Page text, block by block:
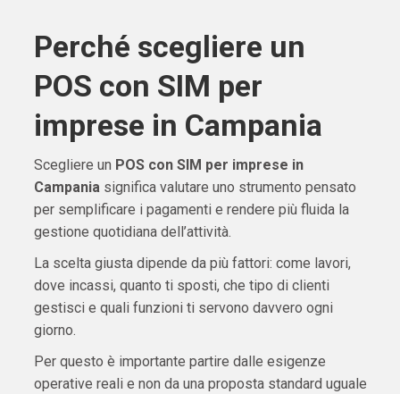
Perché scegliere un
POS con SIM per
imprese in Campania
Scegliere un POS con SIM per imprese in
Campaniasignifica valutare uno strumento pensato
per semplificare i pagamenti e rendere più fluida la
gestione quotidiana dell’attività.
La scelta giusta dipende da più fattori: come lavori,
dove incassi, quanto ti sposti, che tipo di clienti
gestisci e quali funzioni ti servono davvero ogni
giorno.
Per questo è importante partire dalle esigenze
operative reali e non da una proposta standard uguale